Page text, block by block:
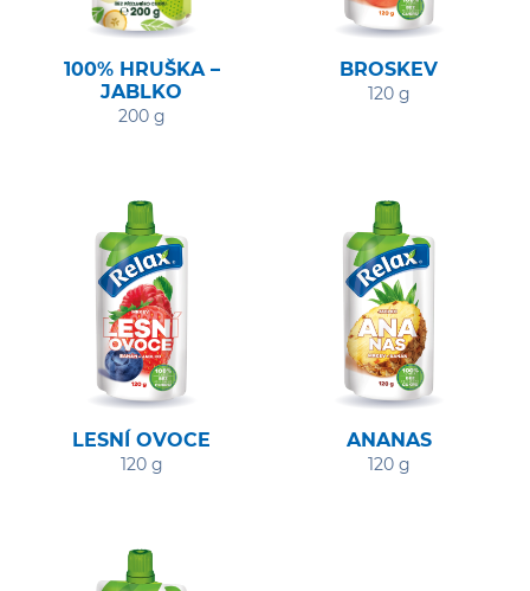
100% HRUŠKA –
JABLKO
200 g
BROSKEV
120 g
LESNÍ OVOCE
120 g
ANANAS
120 g